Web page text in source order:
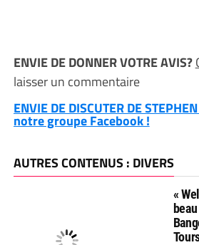
ENVIE DE DONNER VOTRE AVIS?
laisser un commentaire
ENVIE DE DISCUTER DE
notre groupe Facebook !
AUTRES CONTENUS : DIVERS
«